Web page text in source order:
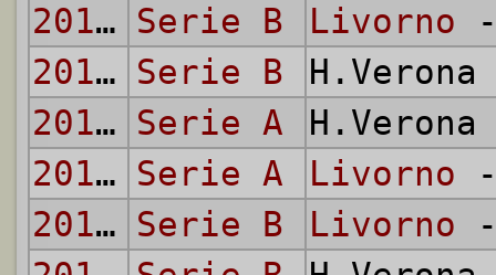
2012/13 Serie B Livorno
2012/13 Serie B
2013/14 Serie A
2013/14 Serie A Livorno
2018/19 Serie B Livorno